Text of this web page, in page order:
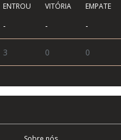
ENTROU VITÓRIA EMPATE
- - -
3 0 0